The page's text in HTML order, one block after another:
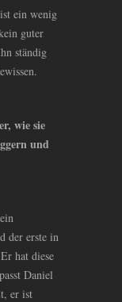
ein wenig
guter
ständig
wie sie
und
der erste in
hat diese
Daniel
er ist